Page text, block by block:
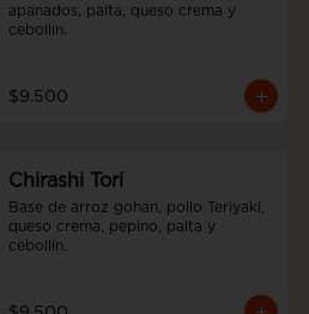
apanados, palta, queso crema y
cebollín.
$9.500
Chirashi Tori
Base de arroz gohan, pollo Teriyaki,
queso crema, pepino, palta y
cebollín.